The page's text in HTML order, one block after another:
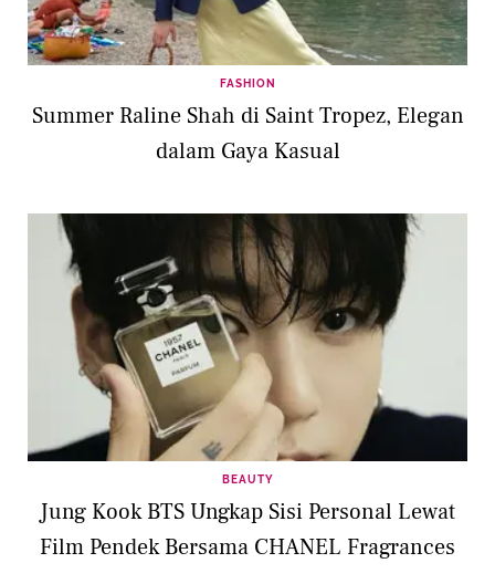
FASHION
Summer Raline Shah di Saint Tropez, Elegan
dalam Gaya Kasual
BEAUTY
Jung Kook BTS Ungkap Sisi Personal Lewat
Film Pendek Bersama CHANEL Fragrances